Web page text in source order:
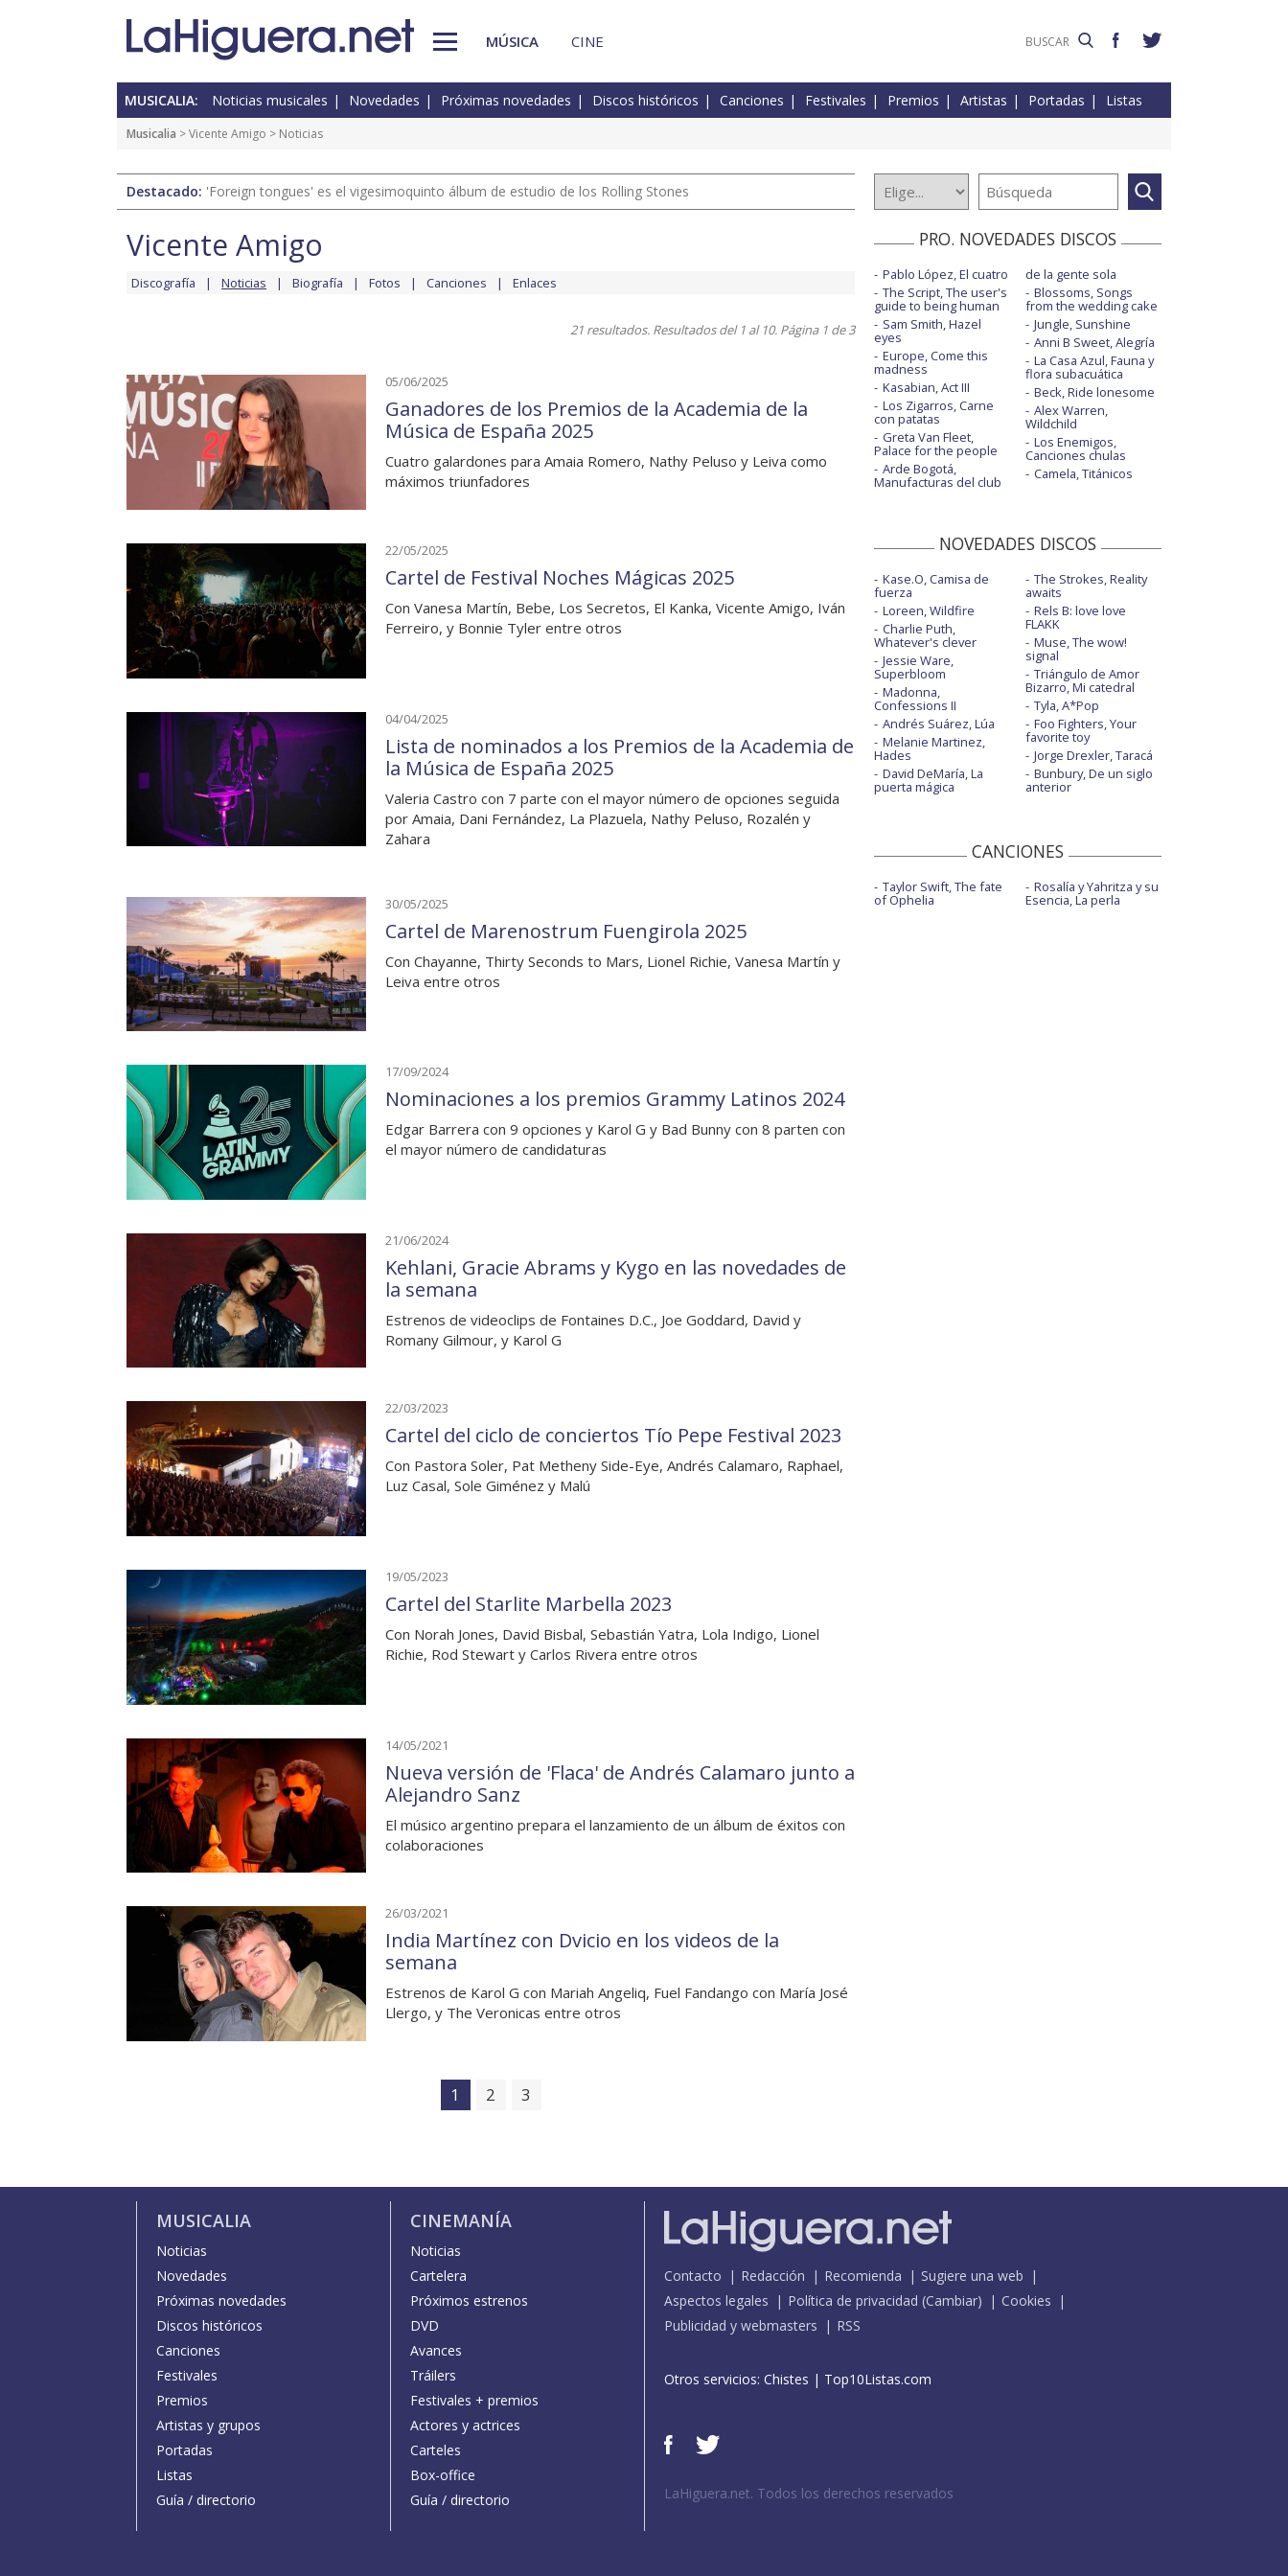
MÚSICA CINE
MUSICALIA: Noticias musicales Novedades Próximas novedades Discos históricos Canciones Festivales Premios Artistas Portadas Listas
Musicalia >Vicente Amigo > Noticias
Destacado: 'Foreign tongues' es el vigesimoquinto álbum de estudio de los Rolling Stones
Vicente Amigo
Discografía Noticias Biografía Fotos Canciones Enlaces
21 resultados. Resultados del 1 al 10. Página 1 de 3
05/06/2025
Ganadores de los Premios de la Academia de la
Música de España 2025
Cuatro galardones para Amaia Romero, Nathy Peluso y Leiva como
máximos triunfadores
22/05/2025
Cartel de Festival Noches Mágicas 2025
Con Vanesa Martín, Bebe, Los Secretos, El Kanka, Vicente Amigo, Iván
Ferreiro, y Bonnie Tyler entre otros
04/04/2025
Lista de nominados a los Premios de la Academia de
la Música de España 2025
Valeria Castro con 7 parte con el mayor número de opciones seguida
por Amaia, Dani Fernández, La Plazuela, Nathy Peluso, Rozalén y
Zahara
30/05/2025
Cartel de Marenostrum Fuengirola 2025
Con Chayanne, Thirty Seconds to Mars, Lionel Richie, Vanesa Martín y
Leiva entre otros
17/09/2024
Nominaciones a los premios Grammy Latinos 2024
Edgar Barrera con 9 opciones y Karol G y Bad Bunny con 8 parten con
el mayor número de candidaturas
21/06/2024
Kehlani, Gracie Abrams y Kygo en las novedades de
la semana
Estrenos de videoclips de Fontaines D.C., Joe Goddard, David y
Romany Gilmour, y Karol G
22/03/2023
Cartel del ciclo de conciertos Tío Pepe Festival 2023
Con Pastora Soler, Pat Metheny Side-Eye, Andrés Calamaro, Raphael,
Luz Casal, Sole Giménez y Malú
19/05/2023
Cartel del Starlite Marbella 2023
Con Norah Jones, David Bisbal, Sebastián Yatra, Lola Indigo, Lionel
Richie, Rod Stewart y Carlos Rivera entre otros
14/05/2021
Nueva versión de 'Flaca' de Andrés Calamaro junto a
Alejandro Sanz
El músico argentino prepara el lanzamiento de un álbum de éxitos con
colaboraciones
26/03/2021
India Martínez con Dvicio en los videos de la
semana
Estrenos de Karol G con Mariah Angeliq, Fuel Fandango con María José
Llergo, y The Veronicas entre otros
1 2 3
PRO. NOVEDADES DISCOS
Pablo López, El cuatro
The Script, The user's
guide to being human
Sam Smith, Hazel
eyes
Europe, Come this
madness
Kasabian, Act III
Los Zigarros, Carne
con patatas
Greta Van Fleet,
Palace for the people
Arde Bogotá,
Manufacturas del club
de la gente sola
Blossoms, Songs
from the wedding cake
Jungle, Sunshine
Anni B Sweet, Alegría
La Casa Azul, Fauna y
flora subacuática
Beck, Ride lonesome
Alex Warren,
Wildchild
Los Enemigos,
Canciones chulas
Camela, Titánicos
NOVEDADES DISCOS
Kase.O, Camisa de
fuerza
Loreen, Wildfire
Charlie Puth,
Whatever's clever
Jessie Ware,
Superbloom
Madonna,
Confessions II
Andrés Suárez, Lúa
Melanie Martinez,
Hades
David DeMaría, La
puerta mágica
The Strokes, Reality
awaits
Rels B: love love
FLAKK
Muse, The wow!
signal
Triángulo de Amor
Bizarro, Mi catedral
Tyla, A*Pop
Foo Fighters, Your
favorite toy
Jorge Drexler, Taracá
Bunbury, De un siglo
anterior
CANCIONES
Taylor Swift, The fate
of Ophelia
Rosalía y Yahritza y su
Esencia, La perla
MUSICALIA
Noticias
Novedades
Próximas novedades
Discos históricos
Canciones
Festivales
Premios
Artistas y grupos
Portadas
Listas
Guía / directorio
CINEMANÍA
Noticias
Cartelera
Próximos estrenos
DVD
Avances
Tráilers
Festivales + premios
Actores y actrices
Carteles
Box-office
Guía / directorio
Contacto Redacción Recomienda
Sugiere una web
Aspectos legales
Política de privacidad (Cambiar)
Cookies
Publicidad y webmasters
RSS
Otros servicios: Chistes | Top10Listas.com
LaHiguera.net. Todos los derechos reservados